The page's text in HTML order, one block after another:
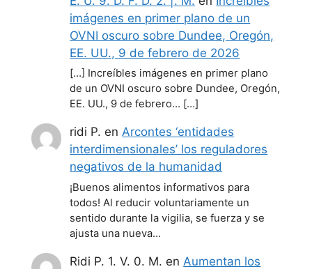
imágenes en primer plano de un
OVNI oscuro sobre Dundee, Oregón,
EE. UU., 9 de febrero de 2026
[…] Increíbles imágenes en primer plano
de un OVNI oscuro sobre Dundee, Oregón,
EE. UU., 9 de febrero… […]
ridi P. enArcontes ‘entidades
interdimensionales’ los reguladores
negativos de la humanidad
¡Buenos alimentos informativos para
todos! Al reducir voluntariamente un
sentido durante la vigilia, se fuerza y se
ajusta una nueva…
Ridi P. 1. V. 0. M. en Aumentan los